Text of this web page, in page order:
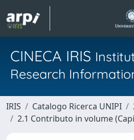
CINECA IRIS
Research
IRIS Catalogo Ricerca UNIPI
2.1 Contributo in volume